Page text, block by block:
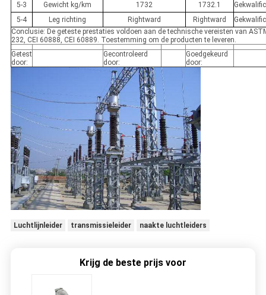
5-3
Gewicht kg/km 1732 1732.1
5-4
Leg richting Rightward Rightward
Conclusie: De geteste prestaties voldoen aan de technische vereisten van
232, CEI 60888, CEI 60889. Toestemming om de producten te leveren.
Getest
door:
Gecontroleerd
door:
Goedgekeurd
door:
Luchtlijnleider transmissieleider naakte luchtleiders
Krijg de beste prijs voor